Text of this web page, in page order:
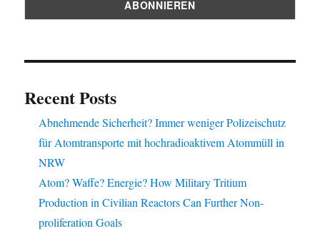
Recent Posts
Abnehmende Sicherheit? Immer weniger Polizeischutz
für Atomtransporte mit hochradioaktivem Atommüll in
NRW
Atom? Waffe? Energie? How Military Tritium
Production in Civilian Reactors Can Further Non-
proliferation Goals